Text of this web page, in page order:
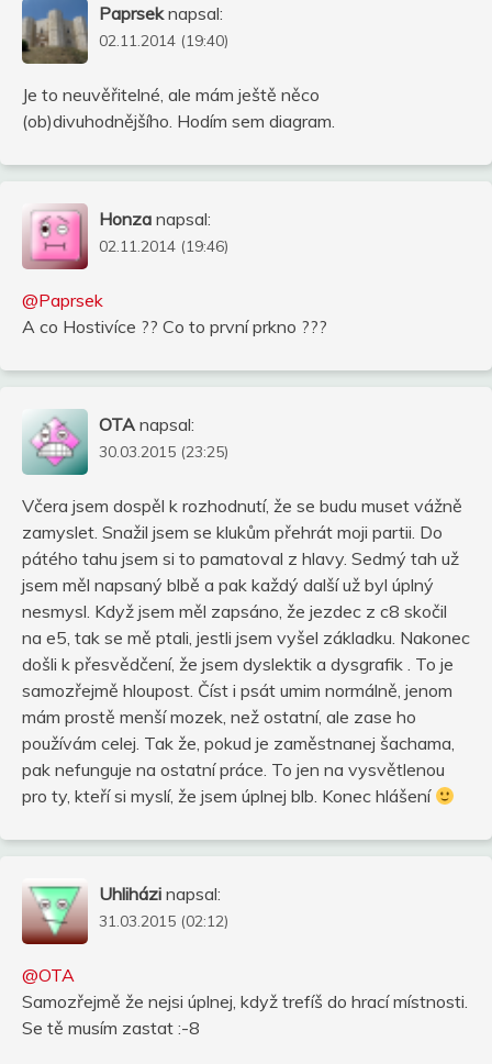
Paprsek napsal:
02.11.2014 (19:40)
Je to neuvěřitelné, ale mám ještě něco
(ob)divuhodnějšího. Hodím sem diagram.
Honza napsal:
02.11.2014 (19:46)
@Paprsek
A co Hostivíce ?? Co to první prkno ???
OTA napsal:
30.03.2015 (23:25)
Včera jsem dospěl k rozhodnutí, že se budu muset vážně
zamyslet. Snažil jsem se klukům přehrát moji partii. Do
pátého tahu jsem si to pamatoval z hlavy. Sedmý tah už
jsem měl napsaný blbě a pak každý další už byl úplný
nesmysl. Když jsem měl zapsáno, že jezdec z c8 skočil
na e5, tak se mě ptali, jestli jsem vyšel základku. Nakonec
došli k přesvědčení, že jsem dyslektik a dysgrafik . To je
samozřejmě hloupost. Číst i psát umim normálně, jenom
mám prostě menší mozek, než ostatní, ale zase ho
používám celej. Tak že, pokud je zaměstnanej šachama,
pak nefunguje na ostatní práce. To jen na vysvětlenou
pro ty, kteří si myslí, že jsem úplnej blb. Konec hlášení
Uhliházi napsal:
31.03.2015 (02:12)
@OTA
Samozřejmě že nejsi úplnej, když trefíš do hrací místnosti.
Se tě musím zastat :-8